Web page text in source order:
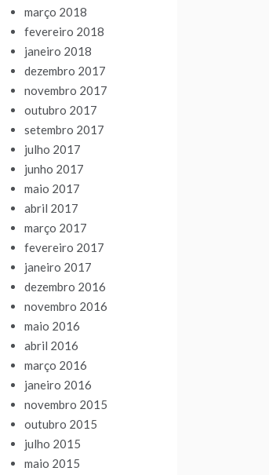
março 2018
fevereiro 2018
janeiro 2018
dezembro 2017
novembro 2017
outubro 2017
setembro 2017
julho 2017
junho 2017
maio 2017
abril 2017
março 2017
fevereiro 2017
janeiro 2017
dezembro 2016
novembro 2016
maio 2016
abril 2016
março 2016
janeiro 2016
novembro 2015
outubro 2015
julho 2015
maio 2015